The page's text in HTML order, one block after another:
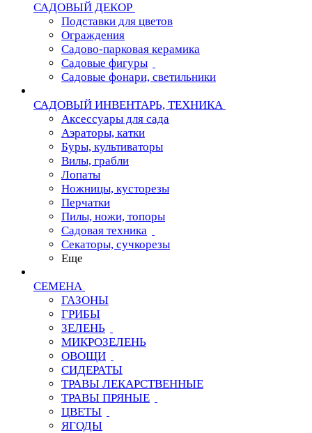
САДОВЫЙ ДЕКОР
Подставки для цветов
Ограждения
Садово-парковая керамика
Садовые фигуры
Садовые фонари, светильники
САДОВЫЙ ИНВЕНТАРЬ, ТЕХНИКА
Аксессуары для сада
Аэраторы, катки
Буры, культиваторы
Вилы, грабли
Лопаты
Ножницы, кусторезы
Перчатки
Пилы, ножи, топоры
Садовая техника
Секаторы, сучкорезы
Еще
СЕМЕНА
ГАЗОНЫ
ГРИБЫ
ЗЕЛЕНЬ
МИКРОЗЕЛЕНЬ
ОВОЩИ
СИДЕРАТЫ
ТРАВЫ ЛЕКАРСТВЕННЫЕ
ТРАВЫ ПРЯНЫЕ
ЦВЕТЫ
ЯГОДЫ